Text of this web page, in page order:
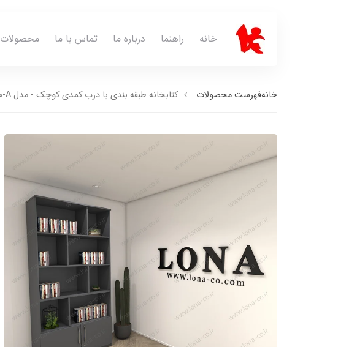
خانه راهنما درباره ما تماس با ما محصولات
خانهفهرست محصولات کتابخانه طبقه بندی با درب کمدی کوچک - مدل K-130-A